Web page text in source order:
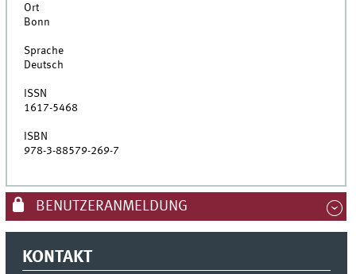
Ort
Bonn
Sprache
Deutsch
ISSN
1617-5468
ISBN
978-3-88579-269-7
BENUTZERANMELDUNG
KONTAKT